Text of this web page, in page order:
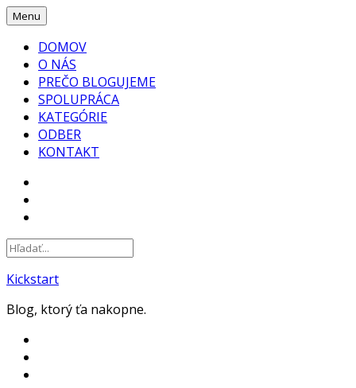
Skip
content
Menu
DOMOV
O NÁS
PREČO BLOGUJEME
SPOLUPRÁCA
KATEGÓRIE
ODBER
KONTAKT
Kickstart
Blog, ktorý ťa nakopne.